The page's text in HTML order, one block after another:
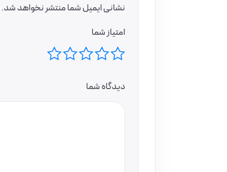
نشانی ایمیل شما منتشر نخواهد شد.
امتیاز شما
دیدگاه شما